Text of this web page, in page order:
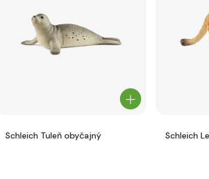
Schleich Tuleň obyčajný Schleich